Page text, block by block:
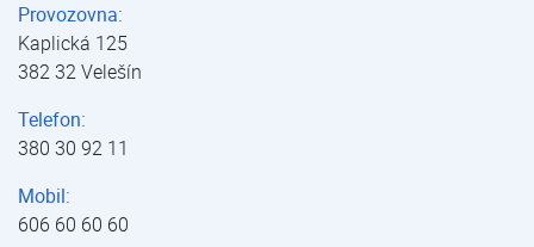
Provozovna:
Kaplická 125
382 32 Velešín
Telefon:
380 30 92 11
Mobil:
606 60 60 60